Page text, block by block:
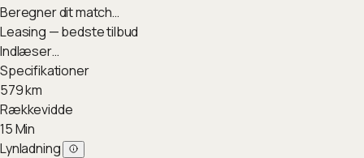
Beregner dit match…
Leasing — bedste tilbud
Indlæser…
Specifikationer
579km
Rækkevidde
15Min
Lynladning